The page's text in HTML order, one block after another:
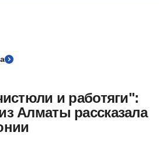
и работяги":
Алматы рассказала